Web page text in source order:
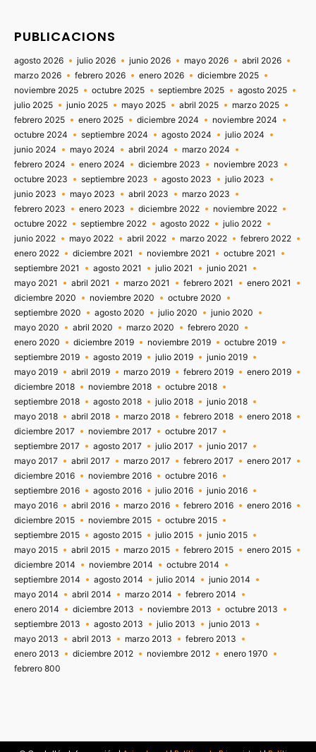
PUBLICACIONS
agosto 2026 julio 2026 junio 2026 mayo 2026
abril 2026
marzo 2026
febrero 2026 enero 2026
diciembre 2025
noviembre 2025
octubre 2025 septiembre 2025
agosto 2025
julio 2025
junio 2025 mayo 2025 abril 2025
marzo 2025
febrero 2025
enero 2025 diciembre 2024
noviembre 2024
octubre 2024
septiembre 2024 agosto 2024
julio 2024
junio 2024
mayo 2024 abril 2024
marzo 2024
febrero 2024
enero 2024 diciembre 2023
noviembre 2023
octubre 2023
septiembre 2023 agosto 2023
julio 2023
junio 2023
mayo 2023 abril 2023
marzo 2023
febrero 2023
enero 2023 diciembre 2022
noviembre 2022
octubre 2022
septiembre 2022 agosto 2022
julio 2022
junio 2022
mayo 2022 abril 2022 marzo 2022
febrero 2022
enero 2022
diciembre 2021 noviembre 2021
octubre 2021
septiembre 2021
agosto 2021 julio 2021
junio 2021
mayo 2021
abril 2021 marzo 2021 febrero 2021
enero 2021
diciembre 2020
noviembre 2020
octubre 2020
septiembre 2020
agosto 2020 julio 2020
junio 2020
mayo 2020
abril 2020 marzo 2020
febrero 2020
enero 2020
diciembre 2019 noviembre 2019
octubre 2019
septiembre 2019
agosto 2019 julio 2019
junio 2019
mayo 2019
abril 2019 marzo 2019 febrero 2019
enero 2019
diciembre 2018
noviembre 2018
octubre 2018
septiembre 2018
agosto 2018 julio 2018
junio 2018
mayo 2018
abril 2018 marzo 2018 febrero 2018
enero 2018
diciembre 2017
noviembre 2017
octubre 2017
septiembre 2017
agosto 2017 julio 2017
junio 2017
mayo 2017
abril 2017 marzo 2017 febrero 2017
enero 2017
diciembre 2016
noviembre 2016
octubre 2016
septiembre 2016
agosto 2016 julio 2016
junio 2016
mayo 2016
abril 2016 marzo 2016 febrero 2016
enero 2016
diciembre 2015
noviembre 2015
octubre 2015
septiembre 2015
agosto 2015 julio 2015
junio 2015
mayo 2015
abril 2015 marzo 2015 febrero 2015
enero 2015
diciembre 2014
noviembre 2014
octubre 2014
septiembre 2014
agosto 2014 julio 2014
junio 2014
mayo 2014
abril 2014 marzo 2014
febrero 2014
enero 2014
diciembre 2013 noviembre 2013
octubre 2013
septiembre 2013
agosto 2013 julio 2013
junio 2013
mayo 2013
abril 2013 marzo 2013
febrero 2013
enero 2013
diciembre 2012 noviembre 2012
enero 1970
febrero 800